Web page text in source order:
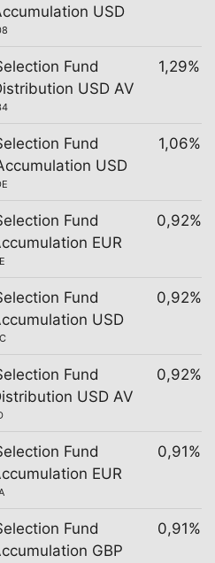
USD
Fund
USD AV
1,29%
Fund
USD
1,06%
Fund
EUR
0,92%
Fund
USD
0,92%
Fund
USD AV
0,92%
Fund
EUR
0,91%
Fund
GBP
0,91%